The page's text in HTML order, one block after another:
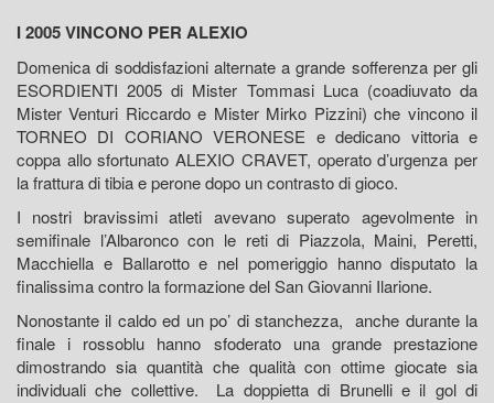
I 2005 VINCONO PER ALEXIO
Domenica di soddisfazioni alternate a grande sofferenza per gli
ESORDIENTI 2005 di Mister Tommasi Luca (coadiuvato da
Mister Venturi Riccardo e Mister Mirko Pizzini) che vincono il
TORNEO DI CORIANO VERONESE e dedicano vittoria e
coppa allo sfortunato ALEXIO CRAVET, operato d’urgenza per
la frattura di tibia e perone dopo un contrasto di gioco.
I nostri bravissimi atleti avevano superato agevolmente in
semifinale l’Albaronco con le reti di Piazzola, Maini, Peretti,
Macchiella e Ballarotto e nel pomeriggio hanno disputato la
finalissima contro la formazione del San Giovanni Ilarione.
Nonostante il caldo ed un po’ di stanchezza, anche durante la
finale i rossoblu hanno sfoderato una grande prestazione
dimostrando sia quantità che qualità con ottime giocate sia
individuali che collettive. La doppietta di Brunelli e il gol di